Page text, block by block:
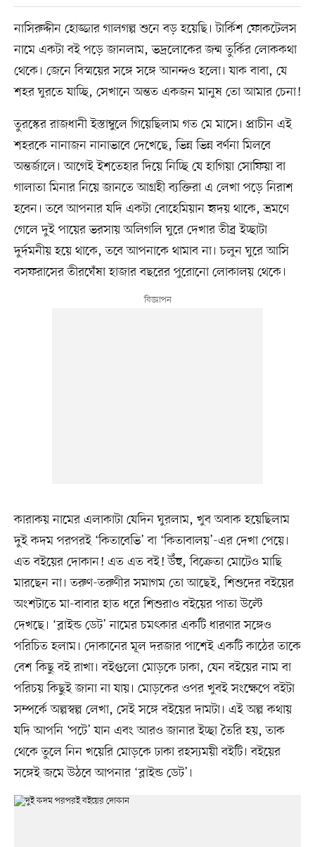
নাসিরুদ্দীন হোজ্জার গালগল্প শুনে বড় হয়েছি। টার্কিশ ফোকটেলস
নামে একটা বই পড়ে জানলাম, ভদ্রলোকের জন্ম তুর্কির লোককথা
থেকে। জেনে বিস্ময়ের সঙ্গে সঙ্গে আনন্দও হলো। যাক বাবা, যে
শহর ঘুরতে যাচ্ছি, সেখানে অন্তত একজন মানুষ তো আমার চেনা!
তুরস্কের রাজধানী ইস্তাম্বুলে গিয়েছিলাম গত মে মাসে। প্রাচীন এই
শহরকে নানাজন নানাভাবে দেখেছে, ভিন্ন ভিন্ন বর্ণনা মিলবে
অন্তর্জালে। আগেই ইশতেহার দিয়ে নিচ্ছি যে হাগিয়া সোফিয়া বা
গালাতা মিনার নিয়ে জানতে আগ্রহী ব্যক্তিরা এ লেখা পড়ে নিরাশ
হবেন। তবে আপনার যদি একটা বোহেমিয়ান হৃদয় থাকে, ভ্রমণে
গেলে দুই পায়ের ভরসায় অলিগলি ঘুরে দেখার তীব্র ইচ্ছাটা
দুর্দমনীয় হয়ে থাকে, তবে আপনাকে থামাব না। চলুন ঘুরে আসি
বসফরাসের তীরঘেঁষা হাজার বছরের পুরোনো লোকালয় থেকে।
কারাকয় নামের এলাকাটা যেদিন ঘুরলাম, খুব অবাক হয়েছিলাম
দুই কদম পরপরই ‘কিতাবেভি’ বা ‘কিতাবালয়’-এর দেখা পেয়ে।
এত বইয়ের দোকান! এত এত বই! উঁহু, বিক্রেতা মোটেও মাছি
মারছেন না। তরুণ-তরুণীর সমাগম তো আছেই, শিশুদের বইয়ের
অংশটাতে মা-বাবার হাত ধরে শিশুরাও বইয়ের পাতা উল্টে
দেখছে। ‘ব্লাইন্ড ডেট’ নামের চমৎকার একটি ধারণার সঙ্গেও
পরিচিত হলাম। দোকানের মূল দরজার পাশেই একটি কাঠের তাকে
বেশ কিছু বই রাখা। বইগুলো মোড়কে ঢাকা, যেন বইয়ের নাম বা
পরিচয় কিছুই জানা না যায়। মোড়কের ওপর খুবই সংক্ষেপে বইটা
সম্পর্কে অল্পস্বল্প লেখা, সেই সঙ্গে বইয়ের দামটা। এই অল্প কথায়
যদি আপনি ‘পটে’ যান এবং আরও জানার ইচ্ছা তৈরি হয়, তাক
থেকে তুলে নিন খয়েরি মোড়কে ঢাকা রহস্যময়ী বইটি। বইয়ের
সঙ্গেই জমে উঠবে আপনার ‘ব্লাইন্ড ডেট’।